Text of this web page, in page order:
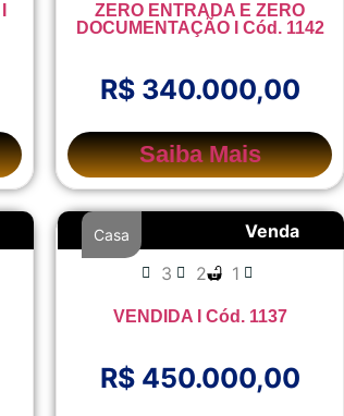
ZERO ENTRADA E ZERO
DOCUMENTAÇÃO I Cód. 1142
R$ 340.000,00
Saiba Mais
Venda
Casa
3 2 1
VENDIDA I Cód. 1137
R$ 450.000,00